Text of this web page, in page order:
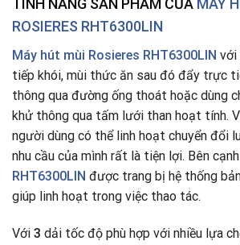
TÍNH NĂNG SẢN PHẨM CỦA MÁY
ROSIERES RHT6300LIN
Máy hút mùi Rosieres RHT6300LIN với
tiếp khói, mùi thức ăn sau đó đẩy trực
thông qua đường ống thoát hoặc dùng
khử thông qua tấm lưới than hoạt tính.
người dùng có thể linh hoạt chuyển đổi
nhu cầu của mình rất là tiện lợi. Bên
RHT6300LIN được trang bị hệ thống
giúp linh hoạt trong việc thao tác.
Với 3 dải tốc độ phù hợp với nhiều lựa